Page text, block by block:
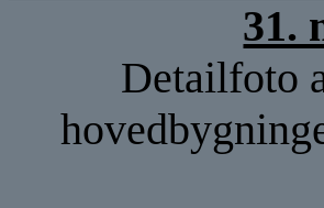
31.
Detailfoto